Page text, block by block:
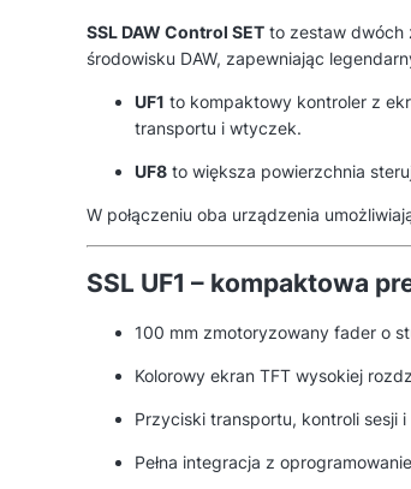
SSL DAW Control SET to zestaw dwóch
środowisku DAW, zapewniając
UF1 to kompaktowy kontroler z
transportu i wtyczek.
UF8 to większa powierzchnia
W połączeniu oba urządzenia
SSL UF1 – kompaktowa
100 mm zmotoryzowany fader o
Kolorowy ekran TFT wysokiej
Przyciski transportu, kontroli sesji
Pełna integracja z